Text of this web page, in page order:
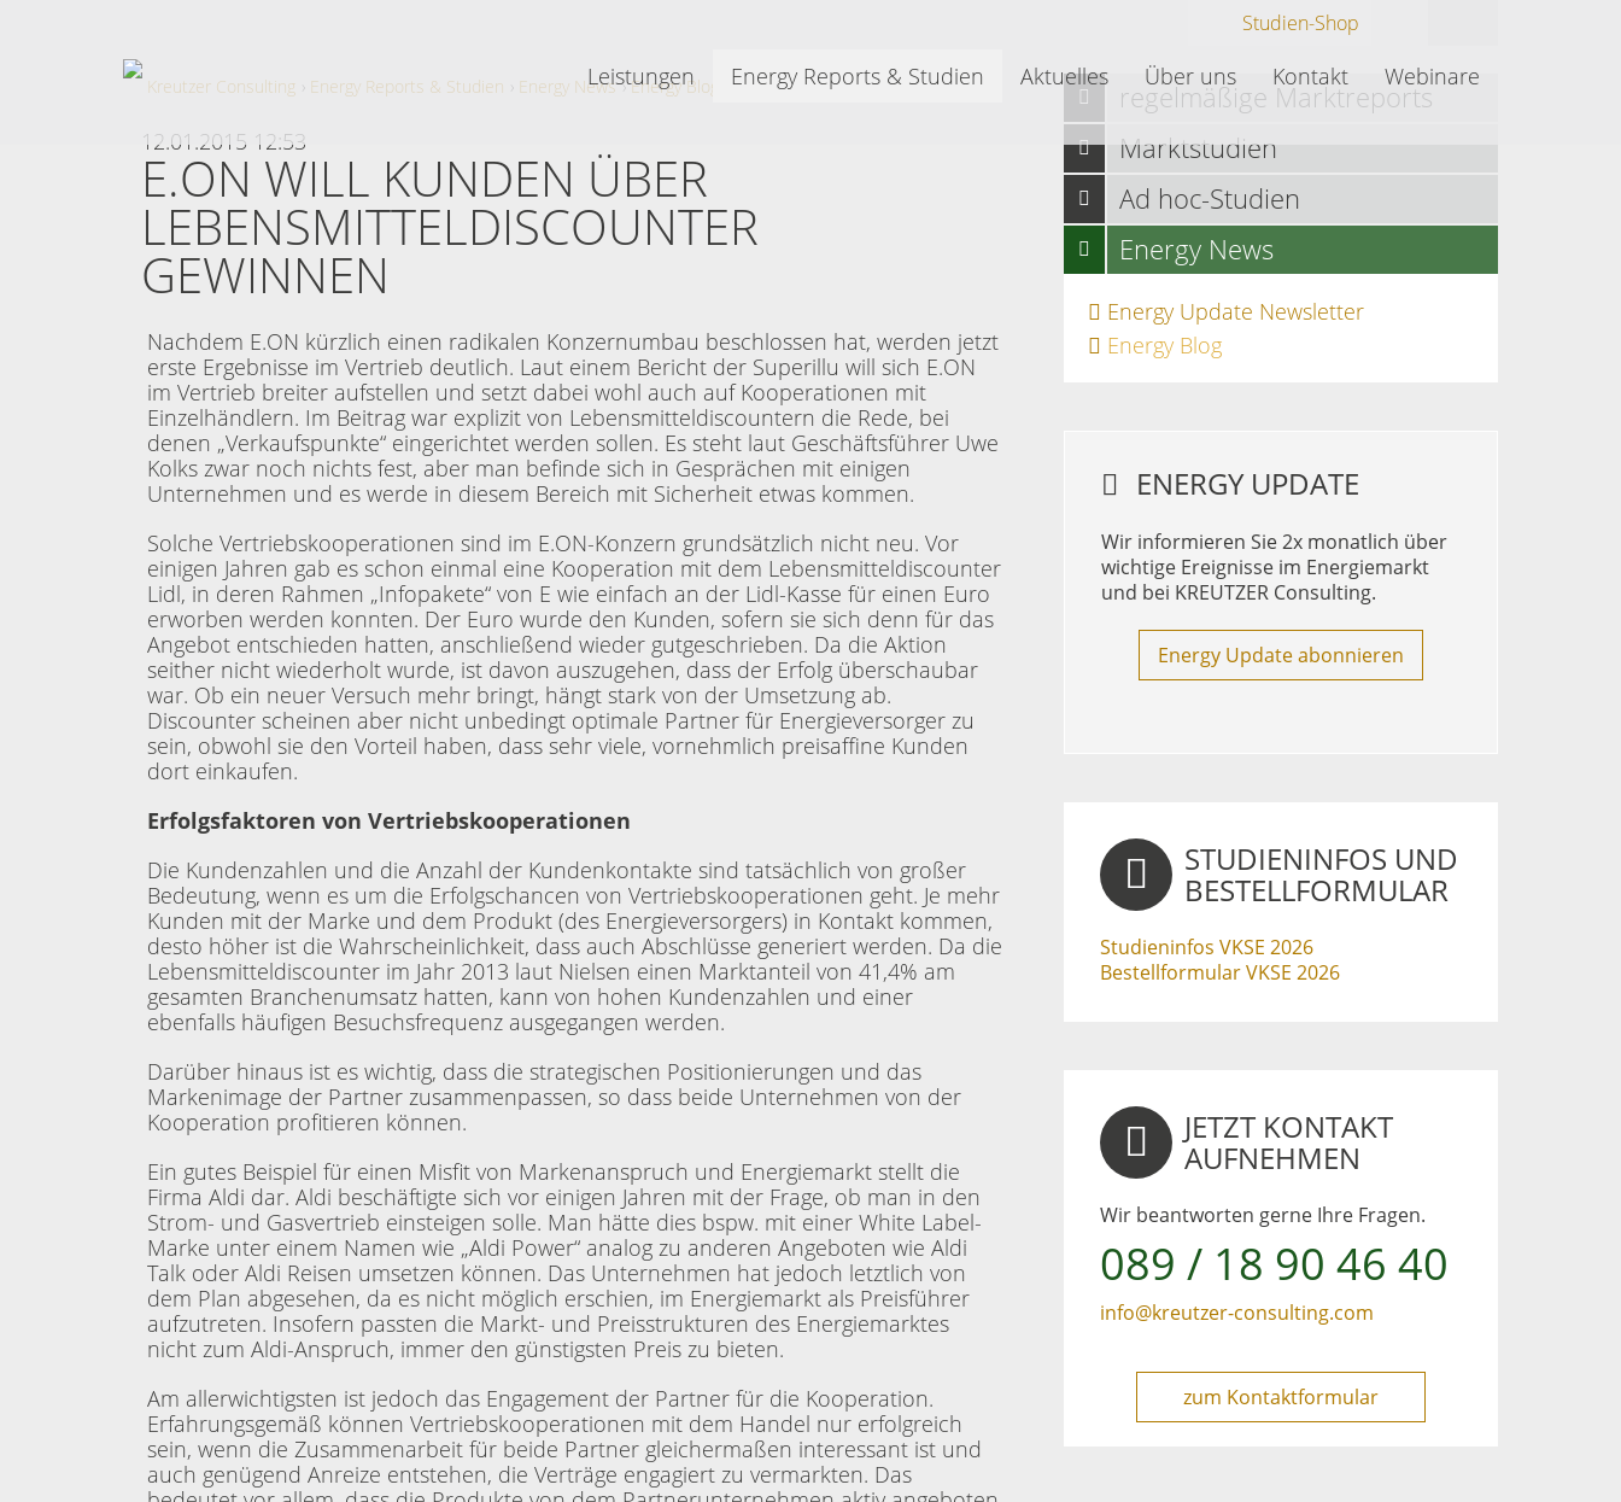
Studien-Shop
Leistungen Energy Reports & Studien Aktuelles Über uns Kontakt Webinare
Kreutzer Consulting Energy Reports & Studien Energy News Energy Blog Energy Blog-Beitrag
12.01.2015 12:53
E.ON WILL KUNDEN ÜBER
LEBENSMITTELDISCOUNTER
GEWINNEN
Nachdem E.ON kürzlich einen radikalen Konzernumbau beschlossen hat, werden jetzt
erste Ergebnisse im Vertrieb deutlich. Laut einem Bericht der Superillu will sich E.ON
im Vertrieb breiter aufstellen und setzt dabei wohl auch auf Kooperationen mit
Einzelhändlern. Im Beitrag war explizit von Lebensmitteldiscountern die Rede, bei
denen „Verkaufspunkte“ eingerichtet werden sollen. Es steht laut Geschäftsführer Uwe
Kolks zwar noch nichts fest, aber man befinde sich in Gesprächen mit einigen
Unternehmen und es werde in diesem Bereich mit Sicherheit etwas kommen.
Solche Vertriebskooperationen sind im E.ON-Konzern grundsätzlich nicht neu. Vor
einigen Jahren gab es schon einmal eine Kooperation mit dem Lebensmitteldiscounter
Lidl, in deren Rahmen „Infopakete“ von E wie einfach an der Lidl-Kasse für einen Euro
erworben werden konnten. Der Euro wurde den Kunden, sofern sie sich denn für das
Angebot entschieden hatten, anschließend wieder gutgeschrieben. Da die Aktion
seither nicht wiederholt wurde, ist davon auszugehen, dass der Erfolg überschaubar
war. Ob ein neuer Versuch mehr bringt, hängt stark von der Umsetzung ab.
Discounter scheinen aber nicht unbedingt optimale Partner für Energieversorger zu
sein, obwohl sie den Vorteil haben, dass sehr viele, vornehmlich preisaffine Kunden
dort einkaufen.
Erfolgsfaktoren von Vertriebskooperationen
Die Kundenzahlen und die Anzahl der Kundenkontakte sind tatsächlich von großer
Bedeutung, wenn es um die Erfolgschancen von Vertriebskooperationen geht. Je mehr
Kunden mit der Marke und dem Produkt (des Energieversorgers) in Kontakt kommen,
desto höher ist die Wahrscheinlichkeit, dass auch Abschlüsse generiert werden. Da die
Lebensmitteldiscounter im Jahr 2013 laut Nielsen einen Marktanteil von 41,4% am
gesamten Branchenumsatz hatten, kann von hohen Kundenzahlen und einer
ebenfalls häufigen Besuchsfrequenz ausgegangen werden.
Darüber hinaus ist es wichtig, dass die strategischen Positionierungen und das
Markenimage der Partner zusammenpassen, so dass beide Unternehmen von der
Kooperation profitieren können.
Ein gutes Beispiel für einen Misfit von Markenanspruch und Energiemarkt stellt die
Firma Aldi dar. Aldi beschäftigte sich vor einigen Jahren mit der Frage, ob man in den
Strom- und Gasvertrieb einsteigen solle. Man hätte dies bspw. mit einer White Label-
Marke unter einem Namen wie „Aldi Power“ analog zu anderen Angeboten wie Aldi
Talk oder Aldi Reisen umsetzen können. Das Unternehmen hat jedoch letztlich von
dem Plan abgesehen, da es nicht möglich erschien, im Energiemarkt als Preisführer
aufzutreten. Insofern passten die Markt- und Preisstrukturen des Energiemarktes
nicht zum Aldi-Anspruch, immer den günstigsten Preis zu bieten.
Am allerwichtigsten ist jedoch das Engagement der Partner für die Kooperation.
Erfahrungsgemäß können Vertriebskooperationen mit dem Handel nur erfolgreich
sein, wenn die Zusammenarbeit für beide Partner gleichermaßen interessant ist und
auch genügend Anreize entstehen, die Verträge engagiert zu vermarkten. Das
regelmäßige Marktreports
Marktstudien
Ad hoc-Studien
Energy News
Energy Update Newsletter
Energy Blog
ENERGY UPDATE
Wir informieren Sie 2x monatlich über
wichtige Ereignisse im Energiemarkt
und bei KREUTZER Consulting.
Energy Update abonnieren
STUDIENINFOS UND
BESTELLFORMULAR
Studieninfos VKSE 2026
Bestellformular VKSE 2026
JETZT KONTAKT
AUFNEHMEN
Wir beantworten gerne Ihre Fragen.
089 / 18 90 46 40
info@kreutzer-consulting.com
zum Kontaktformular